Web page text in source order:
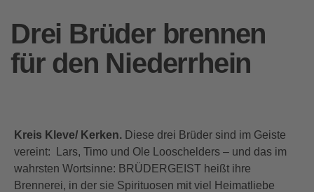
Drei Brüder brennen
für den Niederrhein
Kreis Kleve/ Kerken. Diese drei Brüder sind im Geiste
vereint: Lars, Timo und Ole Looschelders – und das im
wahrsten Wortsinne: BRÜDERGEIST heißt ihre
Brennerei, in der sie Spirituosen mit viel Heimatliebe